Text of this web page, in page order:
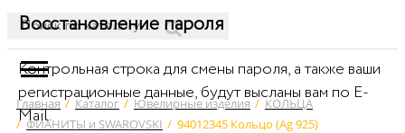
Главная / Каталог / Ювелирные изделия / КОЛЬЦА
/ ФИАНИТЫ и SWAROVSKI / 94012345 Кольцо (Ag 925)
Восстановление пароля
Контрольная строка для смены пароля, а также ваши
регистрационные данные, будут высланы вам по E-
Mail.